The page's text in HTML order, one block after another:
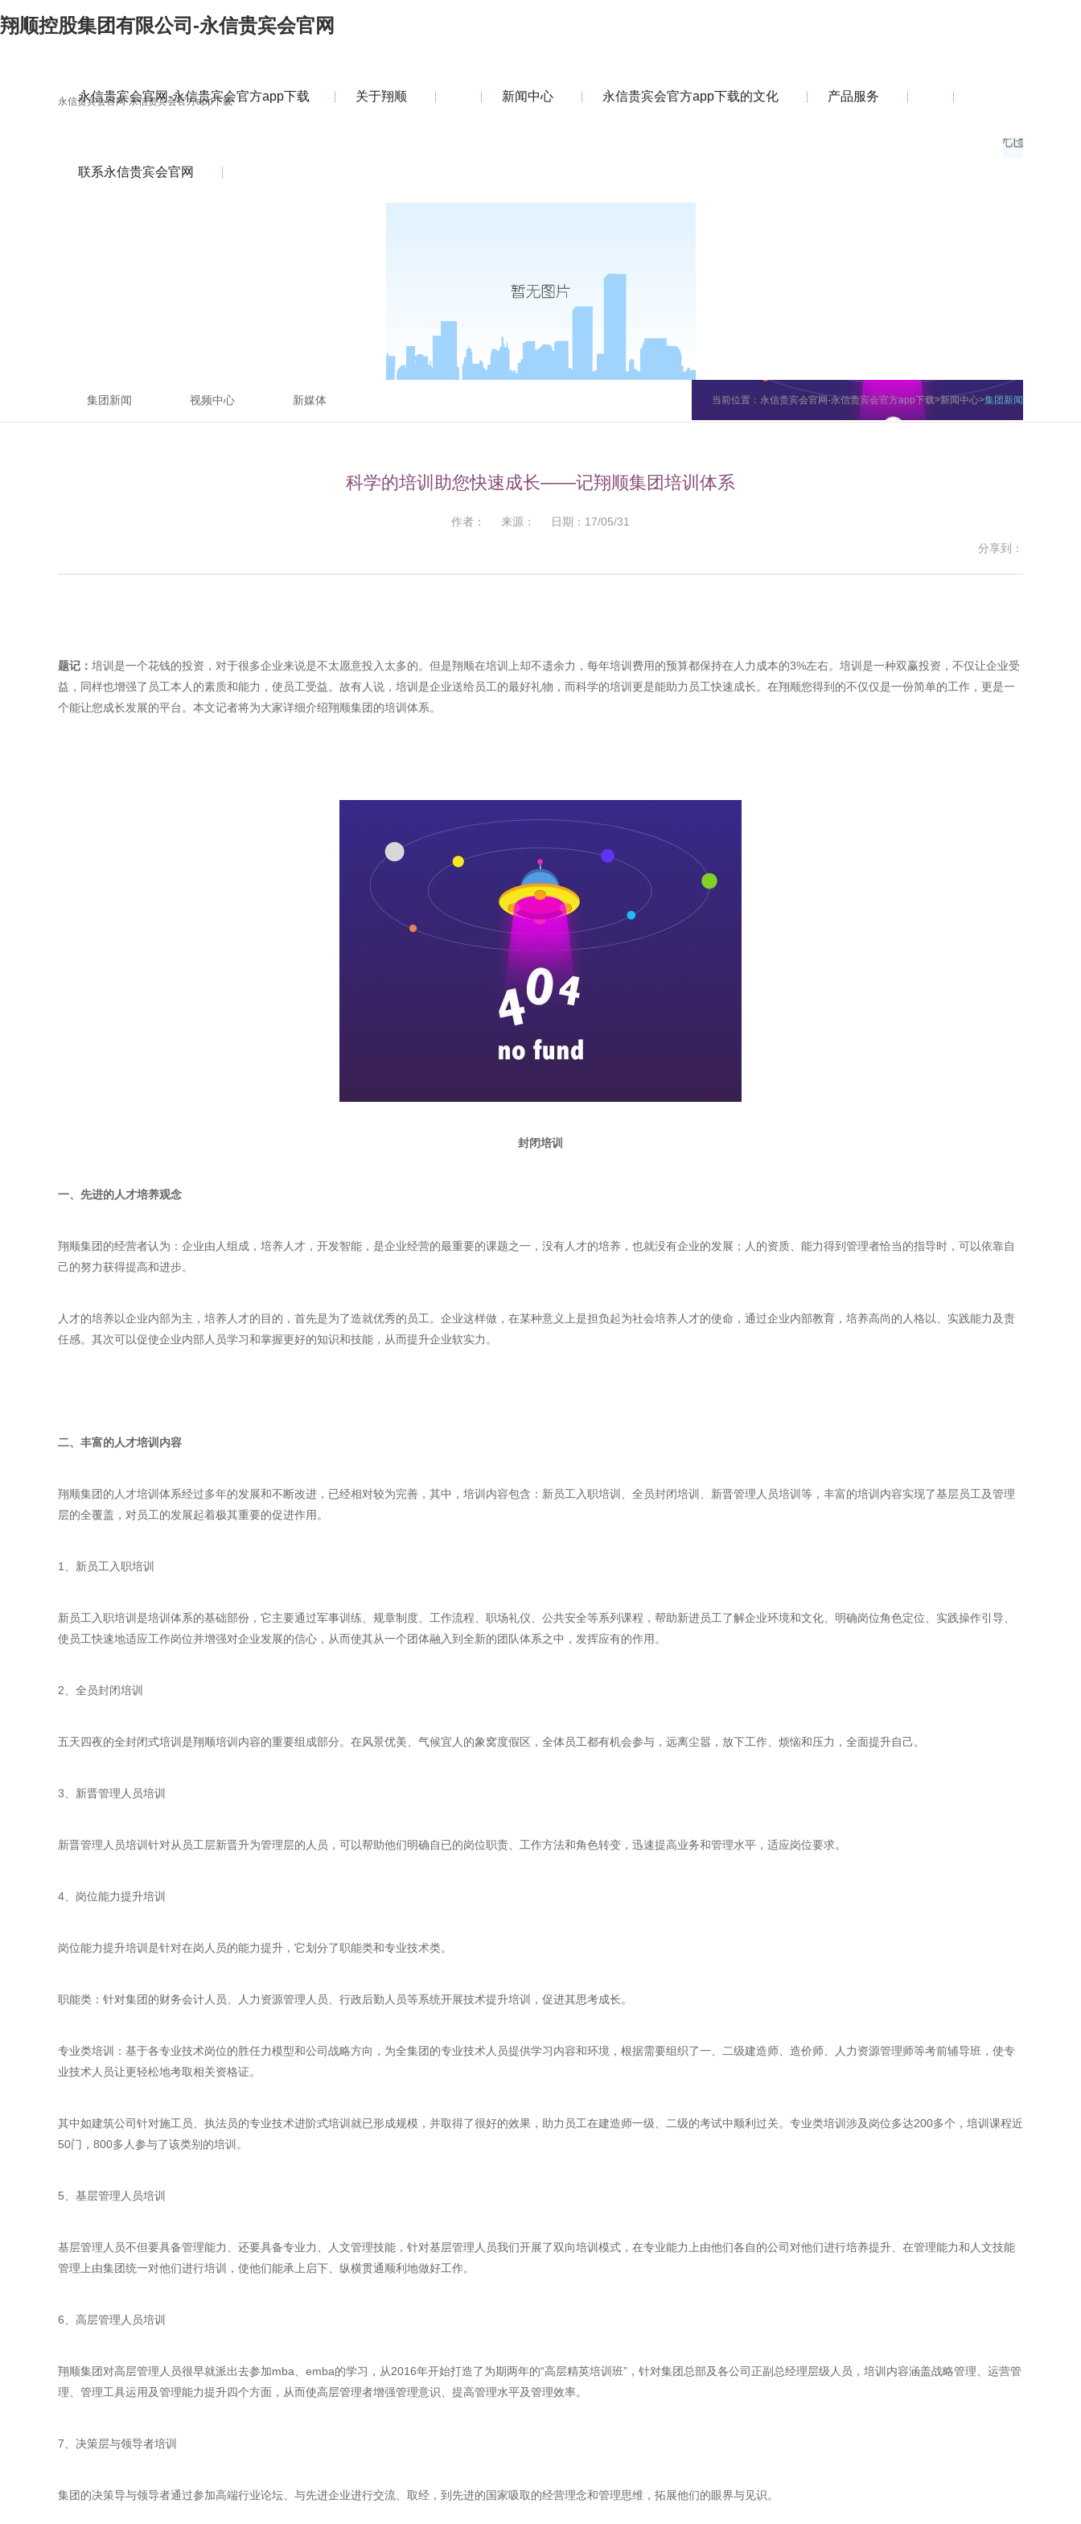
翔顺控股集团有限公司-永信贵宾会官网
永信贵宾会官网-永信贵宾会官方app下载
永信贵宾会官网-永信贵宾会官方app下载 关于翔顺 新闻中心 永信贵宾会官方app下载的文化 产品服务
联系永信贵宾会官网
当前位置： 永信贵宾会官网-永信贵宾会官方app下载>新闻中心>集团新闻
集团新闻 视频中心 新媒体
科学的培训助您快速成长——记翔顺集团培训体系
作者： 来源： 日期：17/05/31
分享到：
题记： 培训是一个花钱的投资，对于很多企业来说是不太愿意投入太多的。但是翔顺在培训上却不遗余力，每年培训费用的预算都保持在人力成本的3%左右。培训是一种双赢投资，不仅让企业受
益，同样也增强了员工本人的素质和能力，使员工受益。故有人说，培训是企业送给员工的最好礼物，而科学的培训更是能助力员工快速成长。在翔顺您得到的不仅仅是一份简单的工作，更是一
个能让您成长发展的平台。本文记者将为大家详细介绍翔顺集团的培训体系。
封闭培训
一、先进的人才培养观念
翔顺集团的经营者认为：企业由人组成，培养人才，开发智能，是企业经营的最重要的课题之一，没有人才的培养，也就没有企业的发展；人的资质、能力得到管理者恰当的指导时，可以依靠自
己的努力获得提高和进步。
人才的培养以企业内部为主，培养人才的目的，首先是为了造就优秀的员工。企业这样做，在某种意义上是担负起为社会培养人才的使命，通过企业内部教育，培养高尚的人格以、实践能力及责
任感。其次可以促使企业内部人员学习和掌握更好的知识和技能，从而提升企业软实力。
二、丰富的人才培训内容
翔顺集团的人才培训体系经过多年的发展和不断改进，已经相对较为完善，其中，培训内容包含：新员工入职培训、全员封闭培训、新晋管理人员培训等，丰富的培训内容实现了基层员工及管理
层的全覆盖，对员工的发展起着极其重要的促进作用。
1、新员工入职培训
新员工入职培训是培训体系的基础部份，它主要通过军事训练、规章制度、工作流程、职场礼仪、公共安全等系列课程，帮助新进员工了解企业环境和文化、明确岗位角色定位、实践操作引导、
使员工快速地适应工作岗位并增强对企业发展的信心，从而使其从一个团体融入到全新的团队体系之中，发挥应有的作用。
2、全员封闭培训
五天四夜的全封闭式培训是翔顺培训内容的重要组成部分。在风景优美、气候宜人的象窝度假区，全体员工都有机会参与，远离尘嚣，放下工作、烦恼和压力，全面提升自己。
3、新晋管理人员培训
新晋管理人员培训针对从员工层新晋升为管理层的人员，可以帮助他们明确自已的岗位职责、工作方法和角色转变，迅速提高业务和管理水平，适应岗位要求。
4、岗位能力提升培训
岗位能力提升培训是针对在岗人员的能力提升，它划分了职能类和专业技术类。
职能类：针对集团的财务会计人员、人力资源管理人员、行政后勤人员等系统开展技术提升培训，促进其思考成长。
专业类培训：基于各专业技术岗位的胜任力模型和公司战略方向，为全集团的专业技术人员提供学习内容和环境，根据需要组织了一、二级建造师、造价师、人力资源管理师等考前辅导班，使专
业技术人员让更轻松地考取相关资格证。
其中如建筑公司针对施工员、执法员的专业技术进阶式培训就已形成规模，并取得了很好的效果，助力员工在建造师一级、二级的考试中顺利过关。专业类培训涉及岗位多达200多个，培训课程近
50门，800多人参与了该类别的培训。
5、基层管理人员培训
基层管理人员不但要具备管理能力、还要具备专业力、人文管理技能，针对基层管理人员我们开展了双向培训模式，在专业能力上由他们各自的公司对他们进行培养提升、在管理能力和人文技能
管理上由集团统一对他们进行培训，使他们能承上启下、纵横贯通顺利地做好工作。
6、高层管理人员培训
翔顺集团对高层管理人员很早就派出去参加mba、emba的学习，从2016年开始打造了为期两年的“高层精英培训班”，针对集团总部及各公司正副总经理层级人员，培训内容涵盖战略管理、运营管
理、管理工具运用及管理能力提升四个方面，从而使高层管理者增强管理意识、提高管理水平及管理效率。
7、决策层与领导者培训
集团的决策导与领导者通过参加高端行业论坛、与先进企业进行交流、取经，到先进的国家吸取的经营理念和管理思维，拓展他们的眼界与见识。